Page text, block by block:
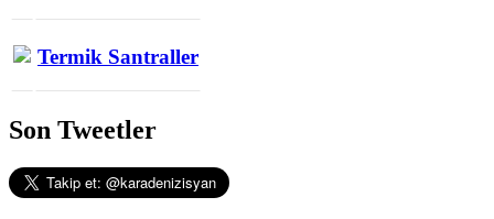
Termik Santraller
Son Tweetler